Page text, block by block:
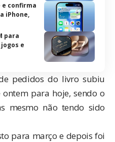
e confirma
iPhone,
para
e
pedidos do livro subiu
para hoje, sendo o
mesmo não tendo sido
para março e depois foi